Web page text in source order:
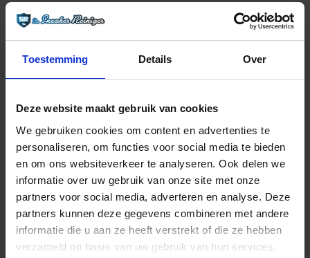
Toestemming Details Over
Deze website maakt gebruik van cookies
We gebruiken cookies om content en advertenties te
personaliseren, om functies voor social media te bieden
en om ons websiteverkeer te analyseren. Ook delen we
informatie over uw gebruik van onze site met onze
partners voor social media, adverteren en analyse. Deze
partners kunnen deze gegevens combineren met andere
informatie die u aan ze heeft verstrekt of die ze hebben
verzameld op basis van uw gebruik van hun services.
richten op het produceren van comfortabele,
modieuze schoenen. In 1995 lanceerde Skecher de
producten op de markt te brengen.
HET NIEUWE TIJDPERK
In de jaren 2000 begon Skechers nieuwe lijnen te
lanceren, waaronder de Skechers GOrun, een reeks
lichtere,innovatieveschoenen die ontworpen zijn
voor hardlopers. In de jaren daarna heeft Skechers